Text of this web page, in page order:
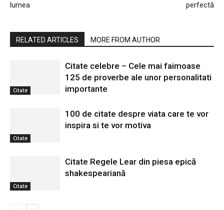
lumea
perfectă
RELATED ARTICLES MORE FROM AUTHOR
Citate
Citate celebre – Cele mai faimoase
125 de proverbe ale unor personalitati
importante
Citate
100 de citate despre viata care te vor
inspira si te vor motiva
Citate
Citate Regele Lear din piesa epică
shakespeariană